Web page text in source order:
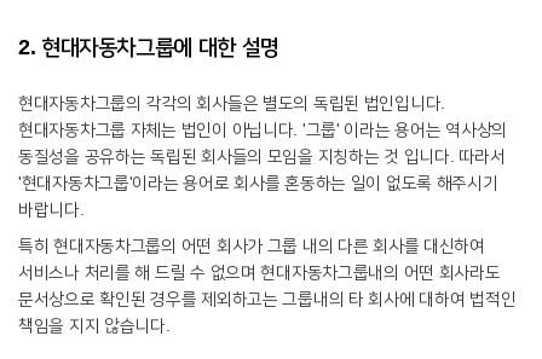
2. 현대자동차그룹에 대한 설명
현대자동차그룹의 각각의 회사들은 별도의 독립된 법인입니다.
현대자동차그룹 자체는 법인이 아닙니다. '그룹' 이라는 용어는 역사상의
동질성을 공유하는 독립된 회사들의 모임을 지칭하는 것 입니다. 따라서
'현대자동차그룹'이라는 용어로 회사를 혼동하는 일이 없도록 해주시기
바랍니다.
특히 현대자동차그룹의 어떤 회사가 그룹 내의 다른 회사를 대신하여
서비스나 처리를 해 드릴 수 없으며 현대자동차그룹내의 어떤 회사라도
문서상으로 확인된 경우를 제외하고는 그룹내의 타 회사에 대하여 법적인
책임을 지지 않습니다.